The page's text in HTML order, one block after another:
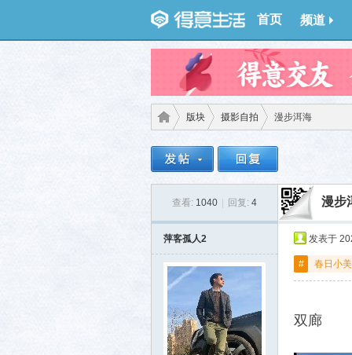
首页 频道
得意 ›
版块
›
摄影自拍
›
漫步洱海
查看: 1040 回复: 4 漫步
萍客孤人2 发表于
# 春日小
双廊